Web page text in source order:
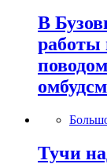
В
работы
Тучи